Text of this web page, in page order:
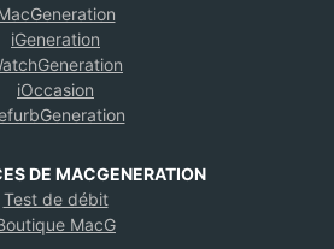
iGeneration
iOccasion
DE MACGENERATION
Test de débit
MacG